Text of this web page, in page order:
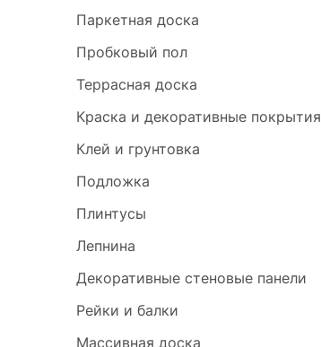
Паркетная доска
Пробковый пол
Террасная доска
Краска и декоративные покрытия
Клей и грунтовка
Подложка
Плинтусы
Лепнина
Декоративные стеновые панели
Рейки и балки
Массивная доска